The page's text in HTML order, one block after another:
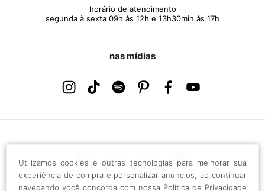
Utilizamos cookies e outras tecnologias para melhorar sua
experiência de compra e personalizar anúncios, ao continuar
navegando você concorda com nossa Política de Privacidade
horário de atendimento
segunda à sexta 09h às 12h e 13h30min às 17h
nas mídias